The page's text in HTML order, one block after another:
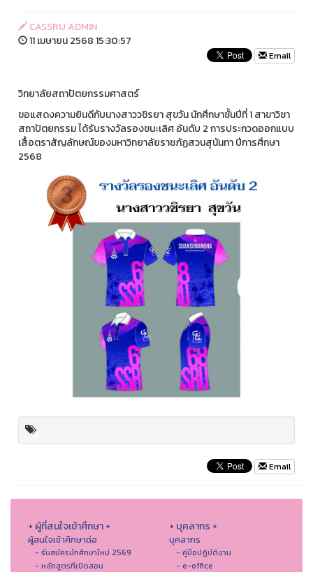
CASSRU ADMIN
11 เมษายน 2568 15:30:57
Email
วิทยาลัยสถาปัตยกรรมศาสตร์
ขอแสดงความยินดีกับนางสาววชิรยา สุขวัน นักศึกษาชั้นปีที่ 1 สาขาวิชา
สถาปัตยกรรม ได้รับรางวัลรองชนะเลิศ อันดับ 2 การประกวดออกแบบ
เสื้อตราสัญลักษณ์ของมหาวิทยาลัยราชภัฏสวนสุนันทา ปีการศึกษา
2568
Email
+ ผู้ที่สนใจเข้าศึกษา +
ผู้สนใจเข้าศึกษาต่อ
- รับสมัครนักศึกษาใหม่ 2569
- หลักสูตรที่เปิดสอน
+ บุคลากร +
บุคลากร
- คู่มือปฏิบัติงาน
- e-office